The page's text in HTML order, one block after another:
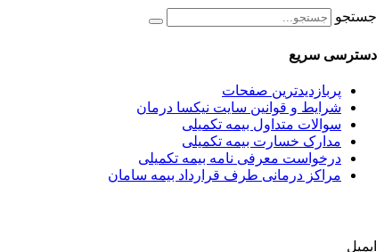
جستجو
دسترسی سریع
پربازدیدترین صفحات
شرایط و قوانین سایت نیکسا درمان
سوالات متداول بیمه تکمیلی
مدارک خسارت بیمه تکمیلی
درخواست معرفی نامه بیمه تکمیلی
مراکز درمانی طرف قرارداد بیمه سامان
ایمیل